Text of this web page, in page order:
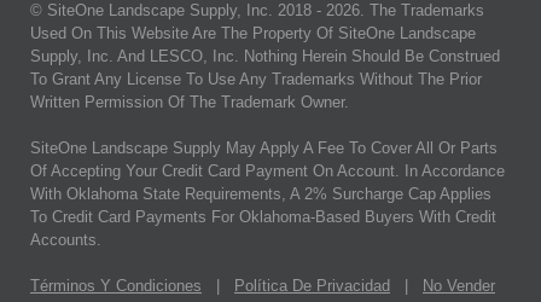
© SiteOne Landscape Supply, Inc. 2018 - 2026. The Trademarks
Used On This Website Are The Property Of SiteOne Landscape
Supply, Inc. And LESCO, Inc. Nothing Herein Should Be Construed
To Grant Any License To Use Any Trademarks Without The Prior
Written Permission Of The Trademark Owner.
SiteOne Landscape Supply May Apply A Fee To Cover All Or Parts
Of Accepting Your Credit Card Payment On Account. In Accordance
With Oklahoma State Requirements, A 2% Surcharge Cap Applies
To Credit Card Payments For Oklahoma-Based Buyers With Credit
Accounts.
Términos Y Condiciones Política De Privacidad
No Vender